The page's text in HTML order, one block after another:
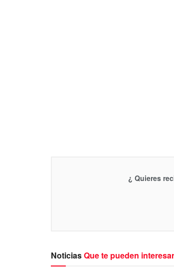
¿ Quieres
NoticiasQue te pueden interesar